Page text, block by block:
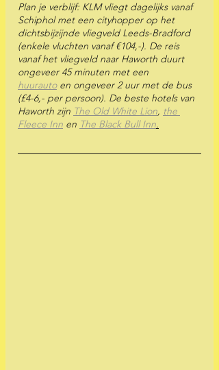
Plan je verblijf: KLM vliegt dagelijks vanaf
Schiphol met een cityhopper op het
dichtsbijzijnde vliegveld Leeds-Bradford
(enkele vluchten vanaf €104,-). De reis
vanaf het vliegveld naar Haworth duurt
ongeveer 45 minuten met een
huurauto en ongeveer 2 uur met de bus
(£4-6,- per persoon). De beste hotels van
Haworth zijn The Old White Lion, the
Fleece Inn en The Black Bull Inn.